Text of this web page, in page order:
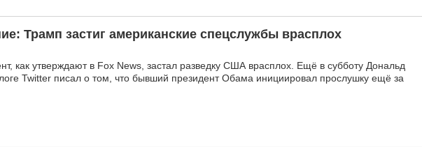
Трамп застиг американские спецслужбы врасплох
как утверждают в Fox News, застал разведку США врасплох. Ещё в субботу Дональд
Twitter писал о том, что бывший президент Обама инициировал прослушку ещё за